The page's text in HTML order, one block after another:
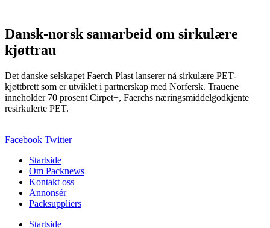
Dansk‑norsk samarbeid om sirkulære
kjøttrau
Det danske selskapet Faerch Plast lanserer nå sirkulære PET-
kjøttbrett som er utviklet i partnerskap med Norfersk. Trauene
inneholder 70 prosent Cirpet+, Faerchs næringsmiddelgodkjente
resirkulerte PET.
Facebook Twitter
Startside
Om Packnews
Kontakt oss
Annonsér
Packsuppliers
Startside